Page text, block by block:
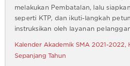
melakukan Pembatalan, lalu
seperti KTP, dan ikuti-langkah
instruksikan oleh layanan
Kalender Akademik SMA 2021-2022,
Sepanjang Tahun